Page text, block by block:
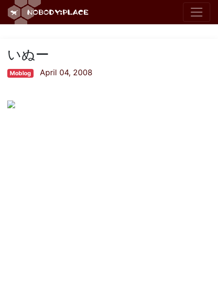
いぬー
Moblog April 04, 2008